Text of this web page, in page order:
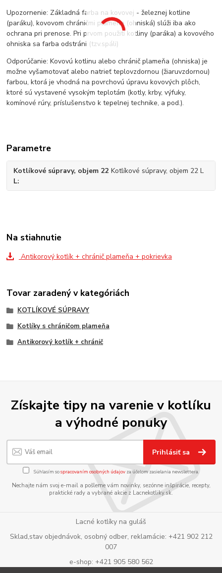
Upozornenie: Základná farba na kovovej - železnej kotline
(paráku), kovovom chráničmi plameňa (ohniská) slúži iba ako
ochrana pri prenose. Pri prvom použití kotliny (paráka) a kovového
ohniska sa farba odstráni (tzv.spáli)
Odporúčanie: Kovovú kotlinu alebo chránič plameňa (ohniska) je
možne vyšamotovať alebo natrieť teplovzdornou (žiaruvzdornou)
farbou, ktorá je vhodná na povrchovú úpravu kovových plôch,
ktoré sú vystavené vysokým teplotám (kotly, krby, výfuky,
komínové rúry, príslušenstvo k tepelnej technike, a pod.).
Parametre
Kotlíkové súpravy, objem 22
L
Kotlíkové súpravy, objem 22 L
Na stiahnutie
Antikorový kotlík + chránič plameňa + pokrievka
Tovar zaradený v kategóriách
KOTLÍKOVÉ SÚPRAVY
Kotlíky s chráničom plameňa
Antikorový kotlík + chránič
Získajte tipy na varenie v kotlíku
a výhodné ponuky
Prihlásiť sa
Súhlasím sospracovaním osobných údajov za účelom zasielania newslettera.
Nechajte nám svoj e-mail a pošleme vám novinky, sezónne inšpirácie, recepty,
praktické rady a vybrané akcie z Lacnekotliky.sk.
Lacné kotlíky na guláš
Sklad,stav objednávok, osobný odber, reklamácie: +421 902 212
007
e-shop: +421 905 580 562